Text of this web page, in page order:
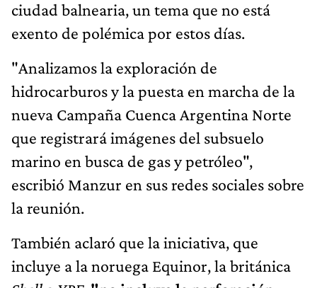
ciudad balnearia, un tema que no está
exento de polémica por estos días.
"Analizamos la exploración de
hidrocarburos y la puesta en marcha de la
nueva Campaña Cuenca Argentina Norte
que registrará imágenes del subsuelo
marino en busca de gas y petróleo",
escribió Manzur en sus redes sociales sobre
la reunión.
También aclaró que la iniciativa, que
incluye a la noruega Equinor, la británica